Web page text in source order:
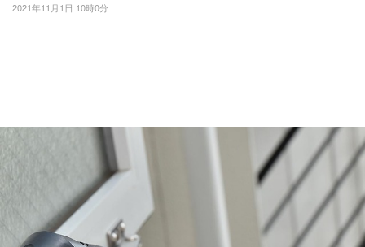
2021年11月1日 10時0分